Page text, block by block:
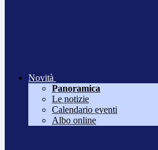
Novità
Panoramica
Le notizie
Calendario eventi
Albo online